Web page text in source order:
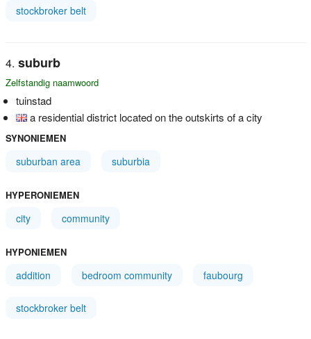
stockbroker belt
suburb
Zelfstandig naamwoord
tuinstad
a residential district located on the outskirts of a city
SYNONIEMEN
suburban area suburbia
HYPERONIEMEN
city community
HYPONIEMEN
addition bedroom community faubourg
stockbroker belt